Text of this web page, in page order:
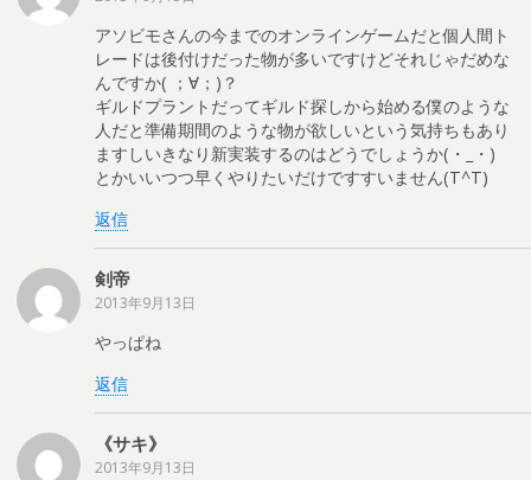
アソビモさんの今までのオンラインゲームだと個人間ト
レードは後付けだった物が多いですけどそれじゃだめな
んですか( ；∀；)？
ギルドプラントだってギルド探しから始める僕のような
人だと準備期間のような物が欲しいという気持ちもあり
ますしいきなり新実装するのはどうでしょうか(・_・)
とかいいつつ早くやりたいだけですすいません(T^T)
返信
剣帝
2013年9月13日
やっぱね
返信
《サキ》
2013年9月13日